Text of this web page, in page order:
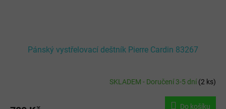
Pánský vystřelovací deštník Pierre Cardin 83267
SKLADEM - Doručení 3-5 dní(2 ks)
Do košíku